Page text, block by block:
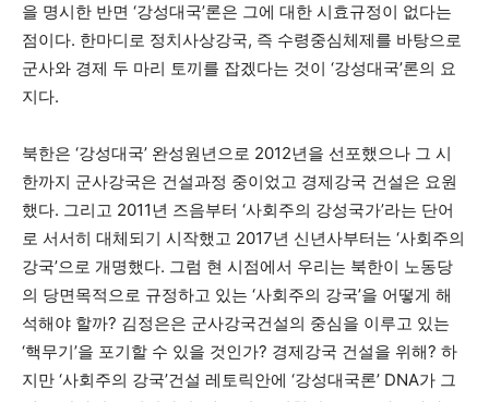
을 명시한 반면 ‘강성대국’론은 그에 대한 시효규정이 없다는
점이다. 한마디로 정치사상강국, 즉 수령중심체제를 바탕으로
군사와 경제 두 마리 토끼를 잡겠다는 것이 ‘강성대국’론의 요
지다.
북한은 ‘강성대국’ 완성원년으로 2012년을 선포했으나 그 시
한까지 군사강국은 건설과정 중이었고 경제강국 건설은 요원
했다. 그리고 2011년 즈음부터 ‘사회주의 강성국가’라는 단어
로 서서히 대체되기 시작했고 2017년 신년사부터는 ‘사회주의
강국’으로 개명했다. 그럼 현 시점에서 우리는 북한이 노동당
의 당면목적으로 규정하고 있는 ‘사회주의 강국’을 어떻게 해
석해야 할까? 김정은은 군사강국건설의 중심을 이루고 있는
‘핵무기’을 포기할 수 있을 것인가? 경제강국 건설을 위해? 하
지만 ‘사회주의 강국’건설 레토릭안에 ‘강성대국론’ DNA가 그